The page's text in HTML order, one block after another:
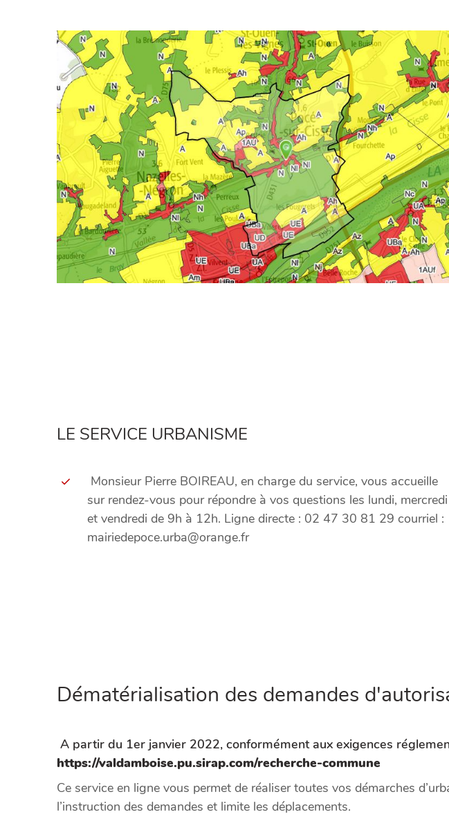
LE SERVICE URBANISME
Monsieur Pierre BOIREAU, en charge du service, vous accueille
sur rendez-vous pour répondre à vos questions les lundi, mercredi
et vendredi de 9h à 12h. Ligne directe : 02 47 30 81 29 courriel :
mairiedepoce.urba@orange.fr
Dématérialisation des demandes
A partir du 1er janvier 2022, conformément aux exigences
https://valdamboise.pu.sirap.com/recherche-commune
Ce service en ligne vous permet de réaliser toutes vos démarches
l’instruction des demandes et limite les déplacements.